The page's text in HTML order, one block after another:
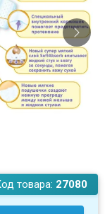
товара: 27080